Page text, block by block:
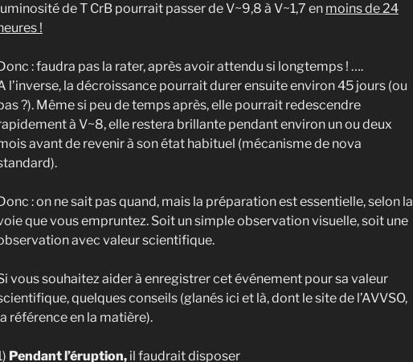
de T CrB pourrait passer de V~9,8 à V~1,7 en moins de 24
!
: faudra pas la rater, après avoir attendu si longtemps ! ….
l’inverse, la décroissance pourrait durer ensuite environ 45 jours (ou
?). Même si peu de temps après, elle pourrait redescendre
à V~8, elle restera brillante pendant environ un ou deux
avant de revenir à son état habituel (mécanisme de nova
: on ne sait pas quand, mais la préparation est essentielle, selon la
que vous empruntez. Soit un simple observation visuelle, soit une
avec valeur scientifique.
vous souhaitez aider à enregistrer cet événement pour sa valeur
quelques conseils (glanés ici et là, dont le site de l’AVVSO,
référence en la matière).
Pendant l’éruption, il faudrait disposer